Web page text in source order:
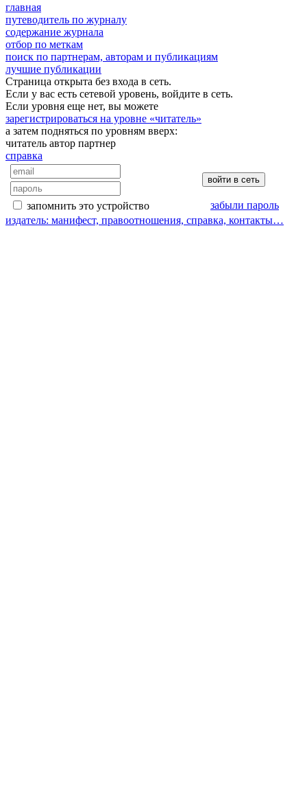
главная
путеводитель по журналу
содержание журнала
отбор по меткам
поиск по партнерам, авторам и публикациям
лучшие публикации
Страница открыта без входа в сеть.
Если у вас есть сетевой уровень, войдите в сеть.
Если уровня еще нет, вы можете
зарегистрироваться на уровне «читатель»
а затем подняться по уровням вверх:
читатель автор партнер
справка
запомнить это устройство
забыли пароль
издатель: манифест, правоотношения, справка, контакты…